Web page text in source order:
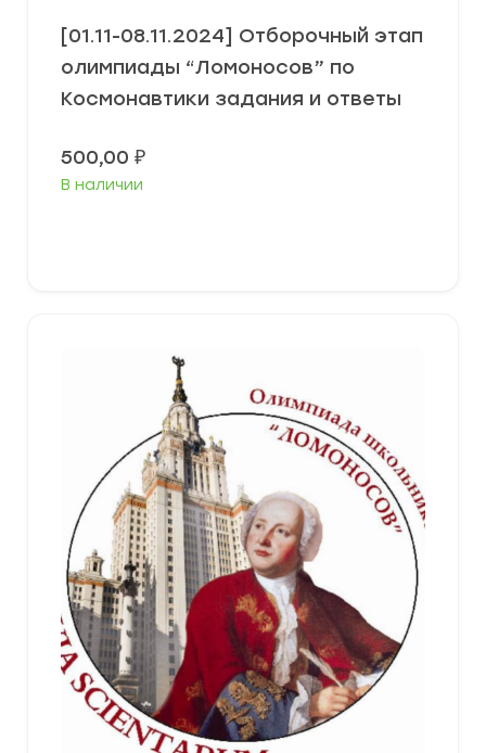
[01.11-08.11.2024] Отборочный этап
олимпиады “Ломоносов” по
Космонавтики задания и ответы
500,00 ₽
В наличии